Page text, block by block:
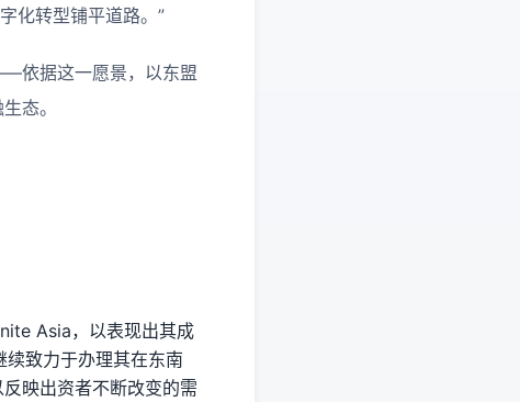
化转型铺平道路。”
依据这一愿景，以东盟
态。
Asia，以表现出其成
致力于办理其在东南
映出资者不断改变的需